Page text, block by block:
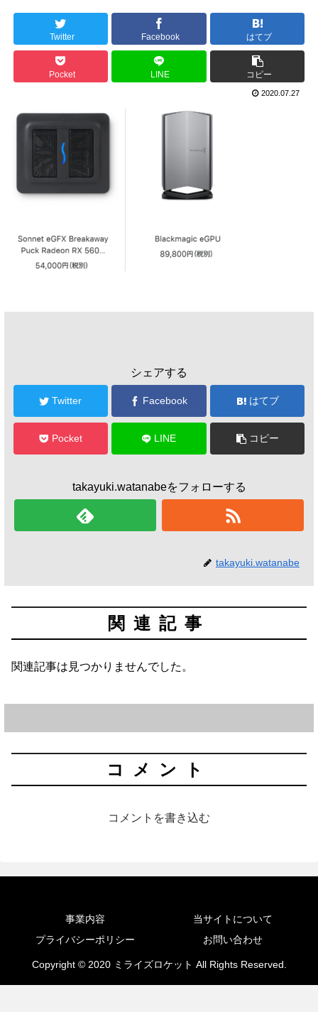
Twitter Facebook はてブ
Pocket LINE コピー
2020.07.27
シェアする
Twitter Facebook はてブ
Pocket LINE コピー
takayuki.watanabeをフォローする
takayuki.watanabe
関連記事
関連記事は見つかりませんでした。
コメント
コメントを書き込む
事業内容
当サイトについて
プライバシーポリシー
お問い合わせ
Copyright © 2020 ミライズロケット All Rights Reserved.